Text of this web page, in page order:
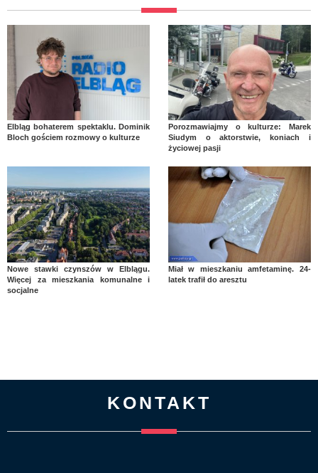
Elbląg bohaterem spektaklu. Dominik
Bloch gościem rozmowy o kulturze
Porozmawiajmy o kulturze: Marek
Siudym o aktorstwie, koniach i
życiowej pasji
Nowe stawki czynszów w Elblągu.
Więcej za mieszkania komunalne i
socjalne
Miał w mieszkaniu amfetaminę. 24-
latek trafił do aresztu
KONTAKT